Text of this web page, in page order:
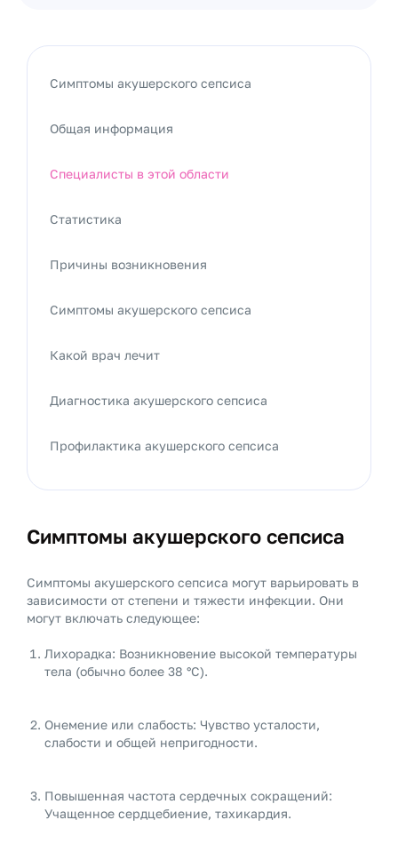
Симптомы акушерского сепсиса
Симптомы акушерского сепсиса могут варьировать в
зависимости от степени и тяжести инфекции. Они
могут включать следующее:
Лихорадка: Возникновение высокой температуры
тела (обычно более 38 °C).
Онемение или слабость: Чувство усталости,
слабости и общей непригодности.
Повышенная частота сердечных сокращений:
Учащенное сердцебиение, тахикардия.
Симптомы акушерского сепсиса
Общая информация
Специалисты в этой области
Статистика
Причины возникновения
Симптомы акушерского сепсиса
Какой врач лечит
Диагностика акушерского сепсиса
Профилактика акушерского сепсиса